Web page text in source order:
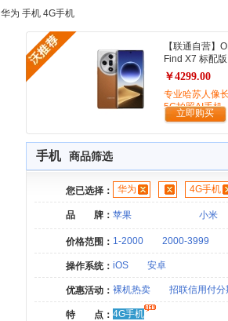
华为 手机 4G手机
【联通自营】
Find X7 标配版
￥4299.00
专业哈苏人像
5G拍照AI手机
立即购买
手机 商品筛选
您已选择： 华为 4G手机
品 牌： 苹果 小米
价格范围： 1-2000 2000-3999
操作系统： iOS 安卓
优惠活动： 裸机热卖 招联信用付分
特 点： 4G手机